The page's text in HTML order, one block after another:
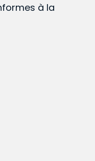
à la